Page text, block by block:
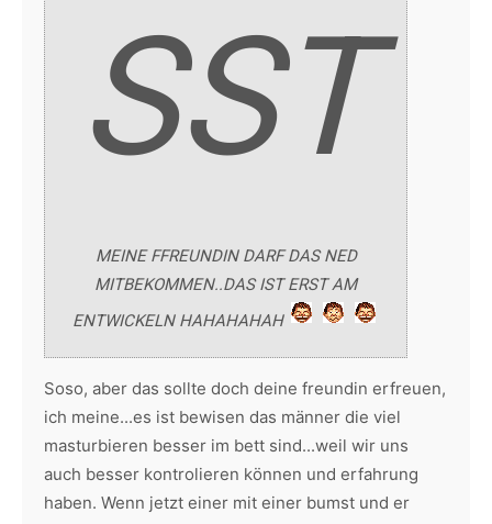
SST
MEINE FFREUNDIN DARF DAS NED
MITBEKOMMEN..DAS IST ERST AM
ENTWICKELN HAHAHAHAH
Soso, aber das sollte doch deine freundin erfreuen,
ich meine...es ist bewisen das männer die viel
masturbieren besser im bett sind...weil wir uns
auch besser kontrolieren können und erfahrung
haben. Wenn jetzt einer mit einer bumst und er